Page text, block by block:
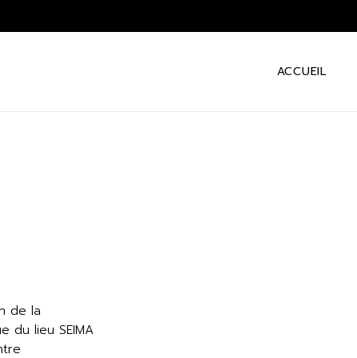
ACCUEIL
de la
du lieu SEIMA